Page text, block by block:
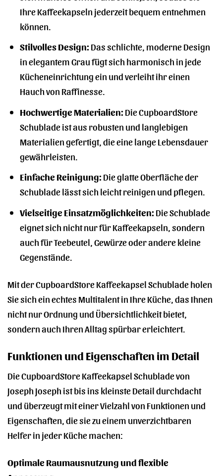
Ihre Kaffeekapseln jederzeit bequem entnehmen
können.
Stilvolles Design:Das schlichte, moderne Design
in elegantem Grau fügt sich harmonisch in jede
Kücheneinrichtung ein und verleiht ihr einen
Hauch von Raffinesse.
Hochwertige Materialien:Die CupboardStore
Schublade ist aus robusten und langlebigen
Materialien gefertigt, die eine lange Lebensdauer
gewährleisten.
Einfache Reinigung:Die glatte Oberfläche der
Schublade lässt sich leicht reinigen und pflegen.
Vielseitige Einsatzmöglichkeiten:Die Schublade
eignet sich nicht nur für Kaffeekapseln, sondern
auch für Teebeutel, Gewürze oder andere kleine
Gegenstände.
Mit der CupboardStore Kaffeekapsel Schublade holen
Sie sich ein echtes Multitalent in Ihre Küche, das Ihnen
nicht nur Ordnung und Übersichtlichkeit bietet,
sondern auch Ihren Alltag spürbar erleichtert.
Funktionen und Eigenschaften im Detail
Die CupboardStore Kaffeekapsel Schublade von
Joseph Joseph ist bis ins kleinste Detail durchdacht
und überzeugt mit einer Vielzahl von Funktionen und
Eigenschaften, die sie zu einem unverzichtbaren
Helfer in jeder Küche machen:
Optimale Raumausnutzung und flexible